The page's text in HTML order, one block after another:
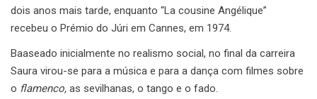
dois anos mais tarde, enquanto “La cousine Angélique”
recebeu o Prémio do Júri em Cannes, em 1974.
Baaseado inicialmente no realismo social, no final da carreira
Saura virou-se para a música e para a dança com filmes sobre
o flamenco, as sevilhanas, o tango e o fado.